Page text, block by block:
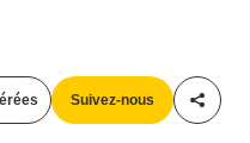
Suivez-nous